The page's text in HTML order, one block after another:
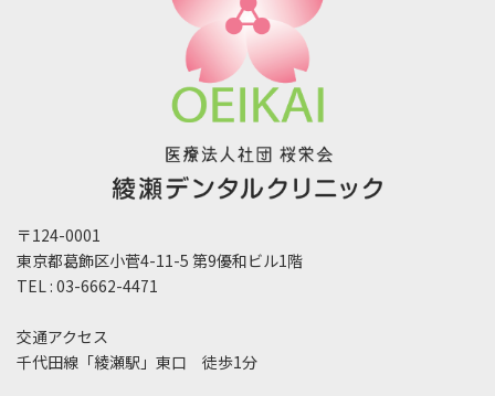
〒124-0001
東京都葛飾区小菅4-11-5 第9優和ビル1階
TEL : 03-6662-4471
交通アクセス
千代田線「綾瀬駅」東口 徒歩1分